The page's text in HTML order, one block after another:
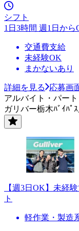
シフト
1日3時間 週1日から
交通費支給
未経験OK
まかないあり
詳細を見る
応募画
アルバイト・パート
ガリバー栃木ﾊﾞｲﾊﾟ
【週3日OK】未経
ト
軽作業・製造